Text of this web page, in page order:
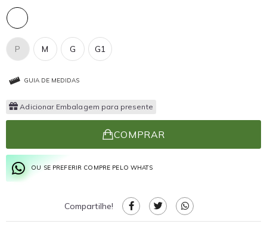
G1
G
M
P
GUIA DE MEDIDAS
Adicionar Embalagem para presente
COMPRAR
OU SE PREFERIR COMPRE PELO WHATS
Compartilhe!